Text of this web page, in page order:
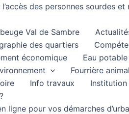
des personnes sourdes et
Val de Sambre
des quartiers
économique Eau potable
Fourrière
Info travaux
Institution
ligne pour vos démarches